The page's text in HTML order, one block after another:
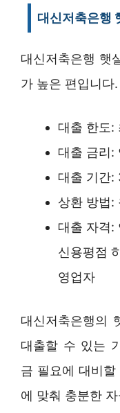
대신저축은행
대신저축은행 햇
가 높은 편입니다.
대출 한도:
대출 금리:
대출 기간:
상환 방법:
대출 자격:
신용평점
영업자
대신저축은행의
대출할 수 있는
금 필요에 대비
에 맞춰 충분한